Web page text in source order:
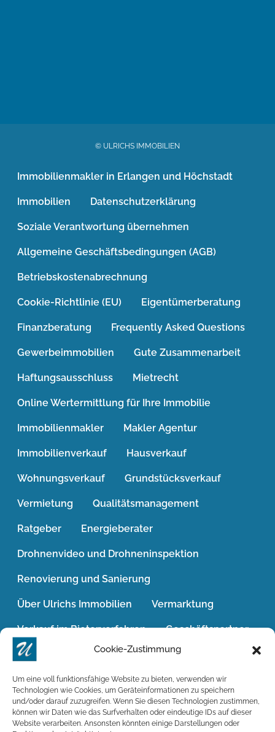
Cookie-Zustimmung
Um eine voll funktionsfähige Website zu bieten, verwenden wir
Technologien wie Cookies, um Geräteinformationen zu speichern
und/oder darauf zuzugreifen. Wenn Sie diesen Technologien zustimmen,
können wir Daten wie das Surfverhalten oder eindeutige IDs auf dieser
Website verarbeiten. Ansonsten könnten einige Darstellungen oder
© ULRICHS IMMOBILIEN
Immobilienmakler in Erlangen und Höchstadt
Immobilien Datenschutzerklärung
Soziale Verantwortung übernehmen
Allgemeine Geschäftsbedingungen (AGB)
Betriebskostenabrechnung
Cookie-Richtlinie (EU) Eigentümerberatung
Finanzberatung Frequently Asked Questions
Gewerbeimmobilien Gute Zusammenarbeit
Haftungsausschluss Mietrecht
Online Wertermittlung für Ihre Immobilie
Immobilienmakler Makler Agentur
Immobilienverkauf Hausverkauf
Wohnungsverkauf Grundstücksverkauf
Vermietung Qualitätsmanagement
Ratgeber Energieberater
Drohnenvideo und Drohneninspektion
Renovierung und Sanierung
Über Ulrichs Immobilien Vermarktung
Verkauf im Bieterverfahren Geschäftspartner
Jobs / Karriere Das Geldwäschegesetz
Widerrufsrecht Win-Win-Situation
Wohnimmobilien